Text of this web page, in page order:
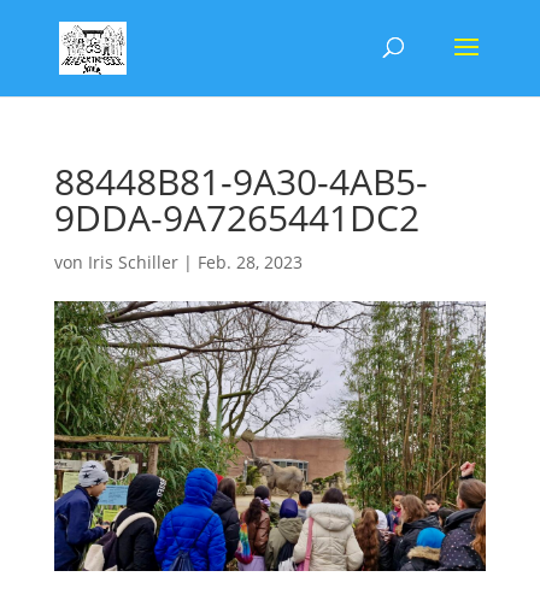
88448B81-9A30-4AB5-
9DDA-9A7265441DC2
von Iris Schiller| Feb. 28, 2023